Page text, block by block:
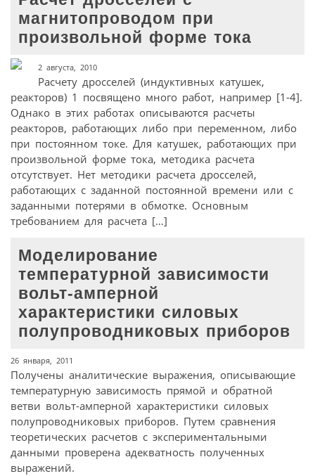
магнитопроводом при
произвольной форме тока
2 августа, 2010
Расчету дросселей (индуктивных катушек,
реакторов) 1 посвящено много работ, например [1-4].
Однако в этих работах описываются расчеты
реакторов, работающих либо при переменном, либо
при постоянном токе. Для катушек, работающих при
произвольной форме тока, методика расчета
отсутствует. Нет методики расчета дросселей,
работающих с заданной постоянной времени или с
заданными потерями в обмотке. Основным
требованием для расчета […]
Моделирование
температурной зависимости
вольт-амперной
характеристики силовых
полупроводниковых приборов
26 января, 2011
Получены аналитические выражения, описывающие
температурную зависимость прямой и обратной
ветви вольт-амперной характеристики силовых
полупроводниковых приборов. Путем сравнения
теоретических расчетов с экспериментальными
данными проверена адекватность полученных
выражений.